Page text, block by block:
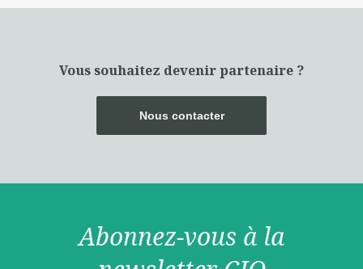
Vous souhaitez devenir partenaire ?
Nous contacter
Abonnez-vous à la